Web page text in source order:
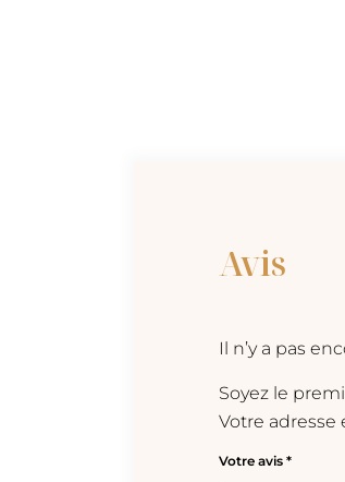
Avis
Il n’y a pas
Soyez le
Votre adresse
Votre avis *